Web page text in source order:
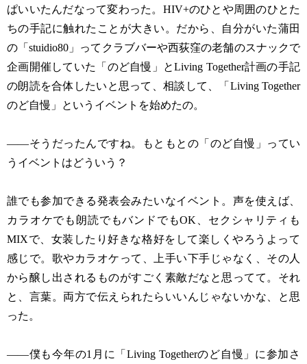
ぱいいたんだなって変わった。HIV+のひとや周囲のひとた
ちの手記に触れたことが大きい。だから、自分がいた蒲田
の「stuidio80」ってクラブバーや西荻窪の老舗のスナックで
企画開催していた「のど自慢」とLiving Together計画の手記
の朗読を合体したいと思って、相談して、「Living Together
のど自慢」というイベントを始めたの。
——そうだったんですね。もともとの「のど自慢」ってい
うイベントはどういう？
誰でも参加できる発表会みたいなイベント。声を使えば、
カラオケでも朗読でもバンドでもOK、セクシャリティも
MIXで、女装したり好きな格好をして楽しくやろうよって
感じで。歌やカラオケって、上手い下手じゃなく、その人
から醸し出されるものがすごく素敵だなと思ってて。それ
と、言葉。両方で伝えられたらいいんじゃないかな、と思
った。
——僕も今年の1月に「Living Togetherのど自慢」に参加さ